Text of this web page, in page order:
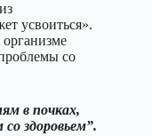
усвоиться».
со
в почках,
здоровьем”.